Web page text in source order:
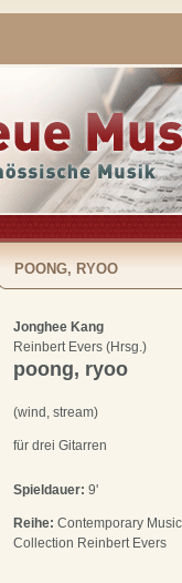
POONG, RYOO
Jonghee Kang
Reinbert Evers (Hrsg.)
poong, ryoo
(wind, stream)
für drei Gitarren
Spieldauer: 9'
Reihe: Contemporary
Collection Reinbert Evers